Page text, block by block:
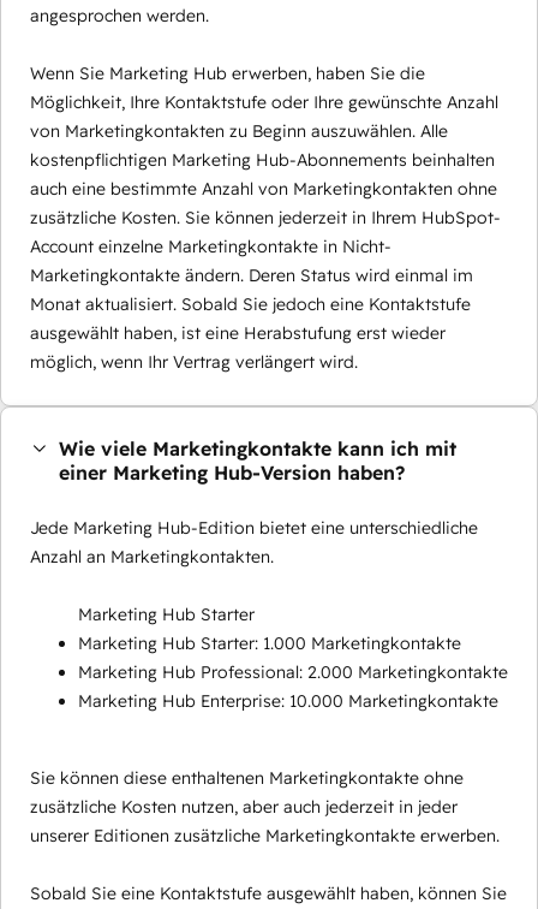
angesprochen werden.
Wenn Sie Marketing Hub erwerben, haben Sie die
Möglichkeit, Ihre Kontaktstufe oder Ihre gewünschte Anzahl
von Marketingkontakten zu Beginn auszuwählen. Alle
kostenpflichtigen Marketing Hub-Abonnements beinhalten
auch eine bestimmte Anzahl von Marketingkontakten ohne
zusätzliche Kosten. Sie können jederzeit in Ihrem HubSpot-
Account einzelne Marketingkontakte in Nicht-
Marketingkontakte ändern. Deren Status wird einmal im
Monat aktualisiert. Sobald Sie jedoch eine Kontaktstufe
ausgewählt haben, ist eine Herabstufung erst wieder
möglich, wenn Ihr Vertrag verlängert wird.
Wie viele Marketingkontakte kann ich mit
einer Marketing Hub-Version haben?
Jede Marketing Hub-Edition bietet eine unterschiedliche
Anzahl an Marketingkontakten.
Marketing Hub Starter
Marketing Hub Starter: 1.000 Marketingkontakte
Marketing Hub Professional: 2.000 Marketingkontakte
Marketing Hub Enterprise: 10.000 Marketingkontakte
Sie können diese enthaltenen Marketingkontakte ohne
zusätzliche Kosten nutzen, aber auch jederzeit in jeder
unserer Editionen zusätzliche Marketingkontakte erwerben.
Sobald Sie eine Kontaktstufe ausgewählt haben, können Sie